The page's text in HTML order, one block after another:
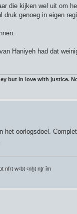
die kijken wel uit om
druk genoeg in eigen
Haniyeh had dat
but in love with justice.
het oorlogsdoel.
nfrt wꜥbt ꜥnḫt nṯr ỉm